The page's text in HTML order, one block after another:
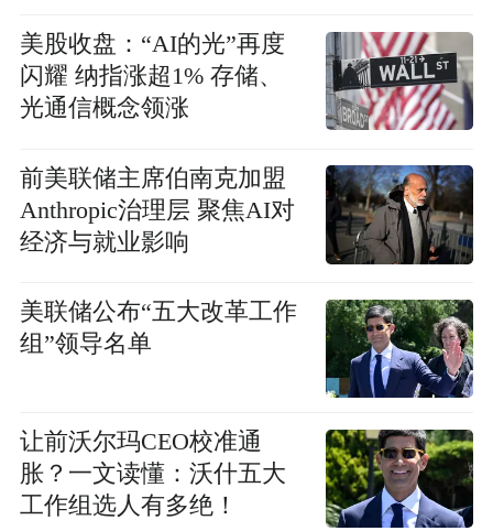
美股收盘：“AI的光”再度
闪耀 纳指涨超1% 存储、
光通信概念领涨
前美联储主席伯南克加盟
Anthropic治理层 聚焦AI对
经济与就业影响
美联储公布“五大改革工作
组”领导名单
让前沃尔玛CEO校准通
胀？一文读懂：沃什五大
工作组选人有多绝！